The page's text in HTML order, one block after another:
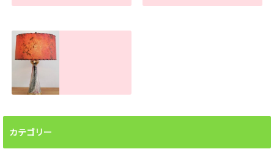
とめて買取しま
す。大量でもお任
せください
2026.07.22
せんか？汚れても
売れます！
カテゴリー